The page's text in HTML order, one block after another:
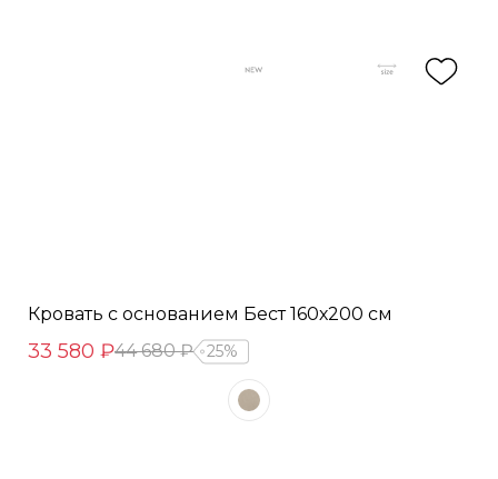
Кровать с основанием Бест 160х200 см
33 580 ₽44 680 ₽ 25%